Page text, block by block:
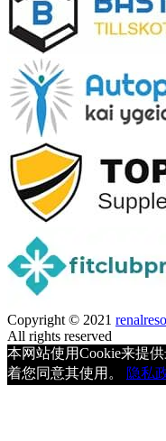
Copyright © 2021
All rights reserved
本网站使用Cookie来提
着您同意其使用。
隐私